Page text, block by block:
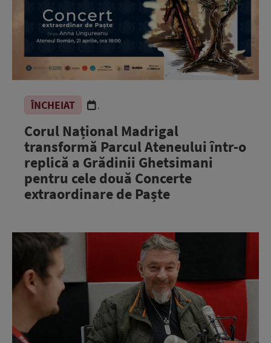
ÎNCHEIAT .
Corul Național Madrigal
transformă Parcul Ateneului într-o
replică a Grădinii Ghetsimani
pentru cele două Concerte
extraordinare de Paște